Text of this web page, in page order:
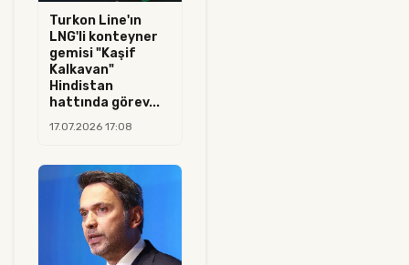
Turkon Line'ın
LNG'li konteyner
gemisi "Kaşif
Kalkavan"
Hindistan
hattında görev...
17.07.2026 17:08